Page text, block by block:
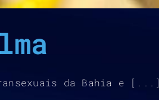
da Bahia e [...]